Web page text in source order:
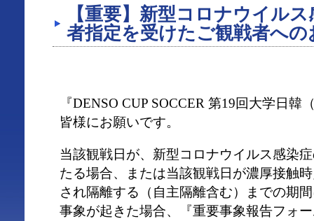
【重要】新型コロナウイル
者指定を受けたご観戦者への
『DENSO CUP SOCCER 第19回大学日
皆様にお願いです。
当該観戦日が、新型コロナウイルス感染
たる場合、または当該観戦日が濃厚接触
され隔離する（自主隔離含む）までの期
事象が起きた場合、『重要事象報告フォ